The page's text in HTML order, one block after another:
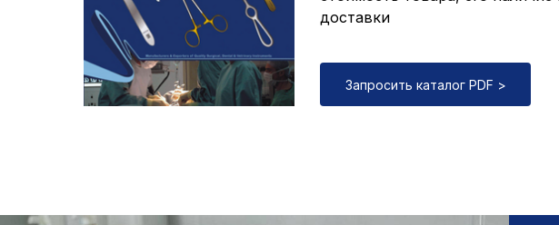
доставки
Запросить каталог PDF >